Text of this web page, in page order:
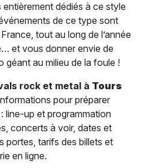
dédiés à ce style
de ce type sont
tout au long de l’année
et vous donner envie de
géant au milieu de la foule !
rock et metal à Tours
pour préparer
line-up et programmation
concerts à voir, dates et
portes, tarifs des billets et
en ligne.